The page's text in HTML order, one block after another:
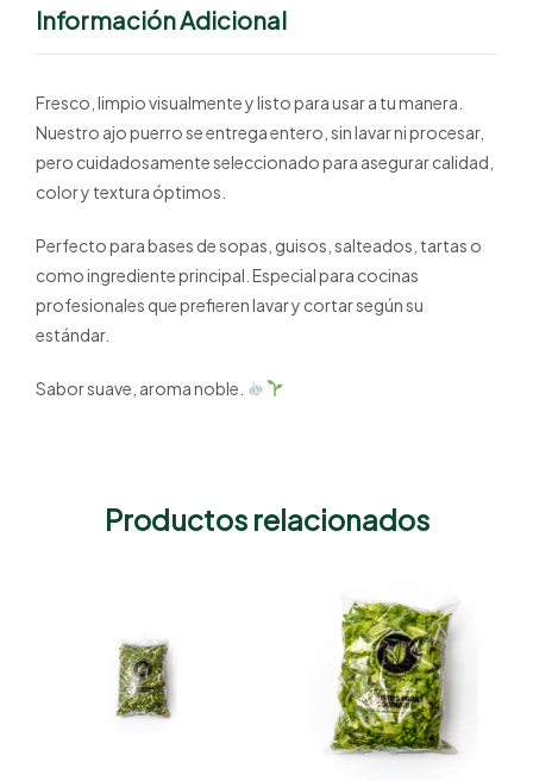
Información Adicional
Fresco, limpio visualmente y listo para usar a tu manera.
Nuestro ajo puerro se entrega entero, sin lavar ni procesar,
pero cuidadosamente seleccionado para asegurar calidad,
color y textura óptimos.
Perfecto para bases de sopas, guisos, salteados, tartas o
como ingrediente principal. Especial para cocinas
profesionales que prefieren lavar y cortar según su
estándar.
Sabor suave, aroma noble.
Productos relacionados